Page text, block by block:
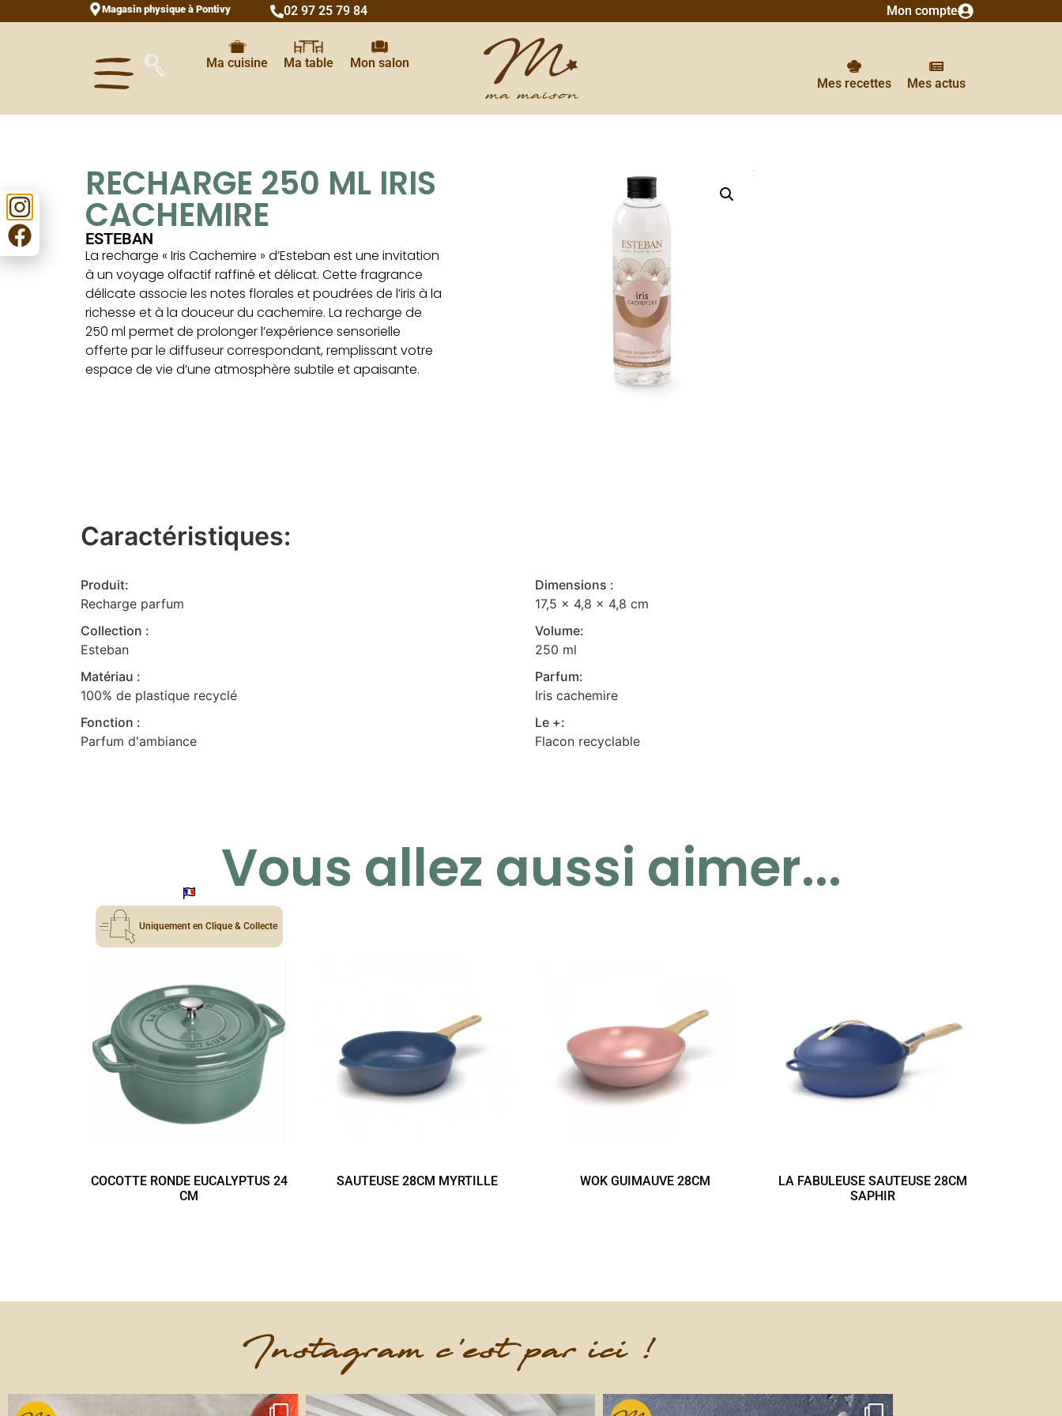
Magasin physique à Pontivy 02 97 25 79 84 Mon compte
Ma cuisine Ma table
Mon salon
Mes actus
Mes recettes
RECHARGE 250 ML IRIS
CACHEMIRE
ESTEBAN
La recharge « Iris Cachemire » d’Esteban est une invitation
à un voyage olfactif raffiné et délicat. Cette fragrance
délicate associe les notes florales et poudrées de l’iris à la
richesse et à la douceur du cachemire. La recharge de
250 ml permet de prolonger l’expérience sensorielle
offerte par le diffuseur correspondant, remplissant votre
espace de vie d’une atmosphère subtile et apaisante.
Caractéristiques:
Produit:
Recharge parfum
Dimensions :
17,5 x 4,8 x 4,8 cm
Collection :
Esteban
Volume:
250 ml
Matériau :
100% de plastique recyclé
Parfum:
Iris cachemire
Fonction :
Parfum d'ambiance
Le +:
Flacon recyclable
Vous allez aussi aimer...
Uniquement en Clique & Collecte
COCOTTE RONDE EUCALYPTUS 24
CM
SAUTEUSE 28CM MYRTILLE WOK GUIMAUVE 28CM
LA FABULEUSE SAUTEUSE 28CM
SAPHIR
Instagram c'est par ici !